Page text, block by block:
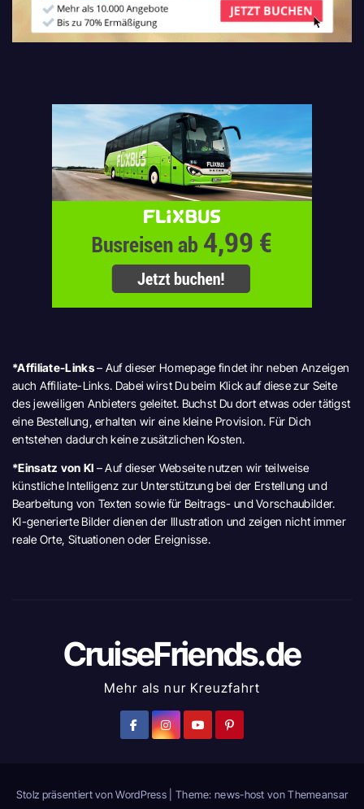
*Affiliate-Links– Auf dieser Homepage findet ihr neben Anzeigen
auch Affiliate-Links. Dabei wirst Du beim Klick auf diese zur Seite
des jeweiligen Anbieters geleitet. Buchst Du dort etwas oder tätigst
eine Bestellung, erhalten wir eine kleine Provision. Für Dich
entstehen dadurch keine zusätzlichen Kosten.
*Einsatz von KI – Auf dieser Webseite nutzen wir teilweise
künstliche Intelligenz zur Unterstützung bei der Erstellung und
Bearbeitung von Texten sowie für Beitrags- und Vorschaubilder.
KI-generierte Bilder dienen der Illustration und zeigen nicht immer
reale Orte, Situationen oder Ereignisse.
CruiseFriends.de
Mehr als nur Kreuzfahrt
Stolz präsentiert von WordPress Theme: news-host vonThemeansar